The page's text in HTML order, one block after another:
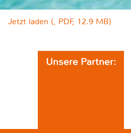
Jetzt laden (, PDF, 12.9 MB)
Unsere Partner: